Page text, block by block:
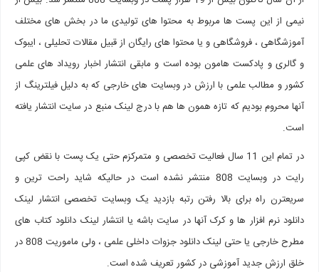
نیمی از این پست ها مربوط به محتوا های تولیدی ما در بخش های مختلف
آموزشگاهی ، فروشگاهی و یا محتوا های رایگان از قبیل مقالات تحلیلی ، ایبوک
و گالری و پادکست هامون بوده است و مابقی انتشار اخبار رویداد های علمی
کشور و مطالب علمی با ارزش در وبسایت های خارجی که به دلیل فیلترینگ از
آنها محروم بودیم که تازه همون ها هم با درج لینک منبع در سایت انتشار یافته
است.
در تمام این 11 سال فعالیت تخصصی و متمرکزم حتی یک پست با نقض کپی
رایت در وبسایت 808 منتشر نشده است در حالیکه شاید راحت ترین و
سریعترن راه برای بالا رفتن رتبه بازدید یک وبسایت تخصصی انتشار لینک
دانلود نرم افزار ها و کرک آنها در سایت باشه یا انتشار لینک دانلود کتاب های
مطرح خارجی یا حتی لینک دانلود جزوات داخلی علمی ، ولی ماموریت 808 در
خلق ارزش جدید آموزشی در کشور تعریف شده است.